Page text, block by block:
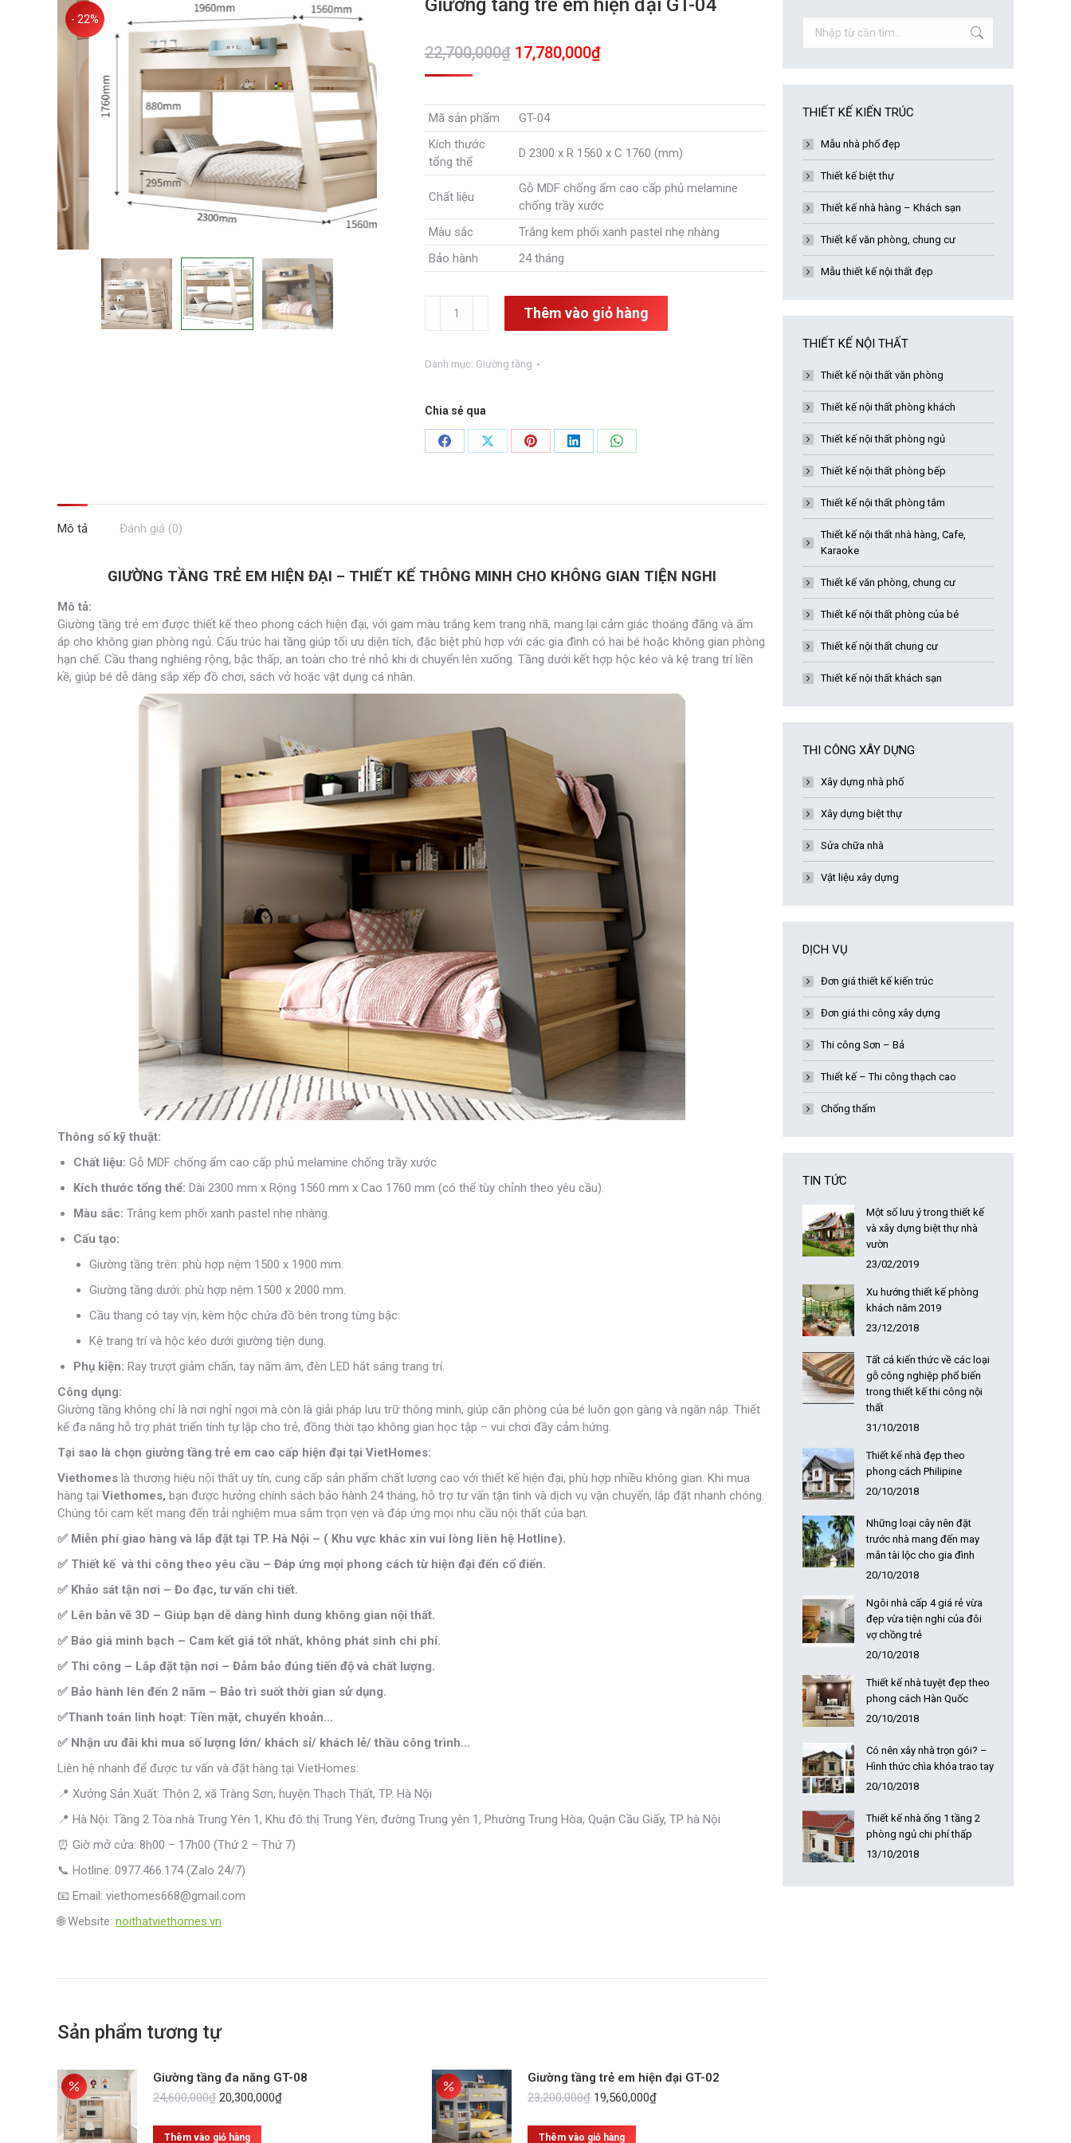
- 22%
Giường tầng trẻ em hiện đại GT-04
22,700,000₫ Giá
là:
22,700,000₫.
17,780,000₫Giá
tại
17,780,000₫.
Mã sản phẩm
GT-04
Kích thước
tổng thể
D 2300 x R 1560 x C 1760 (mm)
Chất liệu
Gỗ MDF chống ẩm cao cấp phủ melamine
chống trầy xước
Màu sắc
Trắng kem phối xanh pastel nhẹ nhàng
Bảo hành
24 tháng
GT-
04
Thêm vào giỏ hàng
Danh mục: Giường tầng
Chia sẻ qua
Share
Share
Share
Share
Share
Mô tả Đánh giá (0)
GIƯỜNG TẦNG TRẺ EM HIỆN ĐẠI – THIẾT KẾ THÔNG MINH CHO KHÔNG GIAN TIỆN NGHI
Mô tả:
Giường tầng trẻ em được thiết kế theo phong cách hiện đại, với gam màu trắng kem trang nhã, mang lại cảm giác thoáng đãng và ấm
áp cho không gian phòng ngủ. Cấu trúc hai tầng giúp tối ưu diện tích, đặc biệt phù hợp với các gia đình có hai bé hoặc không gian phòng
hạn chế. Cầu thang nghiêng rộng, bậc thấp, an toàn cho trẻ nhỏ khi di chuyển lên xuống. Tầng dưới kết hợp hộc kéo và kệ trang trí liền
kề, giúp bé dễ dàng sắp xếp đồ chơi, sách vở hoặc vật dụng cá nhân.
Thông số kỹ thuật:
Chất liệu: Gỗ MDF chống ẩm cao cấp phủ melamine chống trầy xước
Kích thước tổng thể: Dài 2300 mm x Rộng 1560 mm x Cao 1760 mm (có thể tùy chỉnh theo yêu cầu).
Màu sắc: Trắng kem phối xanh pastel nhẹ nhàng.
Cấu tạo:
Giường tầng trên: phù hợp nệm 1500 x 1900 mm.
Giường tầng dưới: phù hợp nệm 1500 x 2000 mm.
Cầu thang có tay vịn, kèm hộc chứa đồ bên trong từng bậc.
Kệ trang trí và hộc kéo dưới giường tiện dụng.
Phụ kiện: Ray trượt giảm chấn, tay nắm âm, đèn LED hắt sáng trang trí.
Công dụng:
Giường tầng không chỉ là nơi nghỉ ngơi mà còn là giải pháp lưu trữ thông minh, giúp căn phòng của bé luôn gọn gàng và ngăn nắp. Thiết
kế đa năng hỗ trợ phát triển tính tự lập cho trẻ, đồng thời tạo không gian học tập – vui chơi đầy cảm hứng.
Tại sao là chọn giường tầng trẻ em cao cấp hiện đại tại VietHomes:
Viethomes là thương hiệu nội thất uy tín, cung cấp sản phẩm chất lượng cao với thiết kế hiện đại, phù hợp nhiều không gian. Khi mua
hàng tại Viethomes, bạn được hưởng chính sách bảo hành 24 tháng, hỗ trợ tư vấn tận tình và dịch vụ vận chuyển, lắp đặt nhanh chóng.
Chúng tôi cam kết mang đến trải nghiệm mua sắm trọn vẹn và đáp ứng mọi nhu cầu nội thất của bạn.
✅ Miễn phí giao hàng và lắp đặt tại TP. Hà Nội – ( Khu vực khác xin vui lòng liên hệ Hotline).
✅ Thiết kế và thi công theo yêu cầu – Đáp ứng mọi phong cách từ hiện đại đến cổ điển.
✅ Khảo sát tận nơi – Đo đạc, tư vấn chi tiết.
✅ Lên bản vẽ 3D – Giúp bạn dễ dàng hình dung không gian nội thất.
✅ Báo giá minh bạch – Cam kết giá tốt nhất, không phát sinh chi phí.
✅ Thi công – Lắp đặt tận nơi – Đảm bảo đúng tiến độ và chất lượng.
✅ Bảo hành lên đến 2 năm – Bảo trì suốt thời gian sử dụng.
✅Thanh toán linh hoạt: Tiền mặt, chuyển khoản…
✅ Nhận ưu đãi khi mua số lượng lớn/ khách sỉ/ khách lẻ/ thầu công trình…
Liên hệ nhanh để được tư vấn và đặt hàng tại VietHomes:
📍 Xưởng Sản Xuất: Thôn 2, xã Tràng Sơn, huyện Thạch Thất, TP. Hà Nội
📍 Hà Nội: Tầng 2 Tòa nhà Trung Yên 1, Khu đô thị Trung Yên, đường Trung yên 1, Phường Trung Hòa, Quận Cầu Giấy, TP hà Nội
⏰ Giờ mở cửa: 8h00 – 17h00 (Thứ 2 – Thứ 7)
📞 Hotline: 0977.466.174 (Zalo 24/7)
📧 Email: viethomes668@gmail.com
🌐 Website: noithatviethomes.vn
Sản phẩm tương tự
Giường tầng đa năng GT-08
24,600,000₫ Giá
là:
20,300,000₫Giá
Thêm vào giỏ hàng
Giường tầng trẻ em hiện đại GT-02
23,200,000₫ Giá
là:
19,560,000₫Giá
Thêm vào giỏ hàng
THIẾT KẾ KIẾN TRÚC
Mẫu nhà phố đẹp
Thiết kế biệt thự
Thiết kế nhà hàng – Khách sạn
Thiết kế văn phòng, chung cư
Mẫu thiết kế nội thất đẹp
THIẾT KẾ NỘI THẤT
Thiết kế nội thất văn phòng
Thiết kế nội thất phòng khách
Thiết kế nội thất phòng ngủ
Thiết kế nội thất phòng bếp
Thiết kế nội thất phòng tắm
Thiết kế nội thất nhà hàng, Cafe,
Karaoke
Thiết kế văn phòng, chung cư
Thiết kế nội thất phòng của bé
Thiết kế nội thất chung cư
Thiết kế nội thất khách sạn
THI CÔNG XÂY DỰNG
Xây dựng nhà phố
Xây dựng biệt thự
Sửa chữa nhà
Vật liệu xây dựng
DỊCH VỤ
Đơn giá thiết kế kiến trúc
Đơn giá thi công xây dựng
Thi công Sơn – Bả
Thiết kế – Thi công thạch cao
Chống thấm
TIN TỨC
Một số lưu ý trong thiết kế
và xây dựng biệt thự nhà
vườn
23/02/2019
Xu hướng thiết kế phòng
khách năm 2019
23/12/2018
Tất cả kiến thức về các loại
gỗ công nghiệp phổ biến
trong thiết kế thi công nội
thất
31/10/2018
Thiết kế nhà đẹp theo
phong cách Philipine
20/10/2018
Những loại cây nên đặt
trước nhà mang đến may
mắn tài lộc cho gia đình
20/10/2018
Ngôi nhà cấp 4 giá rẻ vừa
đẹp vừa tiện nghi của đôi
vợ chồng trẻ
20/10/2018
Thiết kế nhà tuyệt đẹp theo
phong cách Hàn Quốc
20/10/2018
Có nên xây nhà trọn gói? –
Hình thức chìa khóa trao tay
20/10/2018
Thiết kế nhà ống 1 tầng 2
phòng ngủ chi phí thấp
13/10/2018